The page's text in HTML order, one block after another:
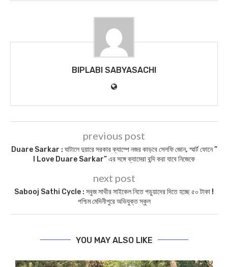
BIPLABI SABYASACHI
previous post
Duare Sarkar : ঘাটালে দুয়ারে সরকার ক্যাম্পে নজর কাড়বে সেলফি জোন, স্মার্ট ফোনে ”
I Love Duare Sarkar” এর সঙ্গে ক্যামেরা বন্দি করা যাবে নিজেকে
next post
Sabooj Sathi Cycle : সবুজ সাথীর সাইকেল নিতে পড়ুয়াদের দিতে হচ্ছে ৫০ টাকা !
পশ্চিম মেদিনীপুরে অভিযুক্ত স্কুল
YOU MAY ALSO LIKE